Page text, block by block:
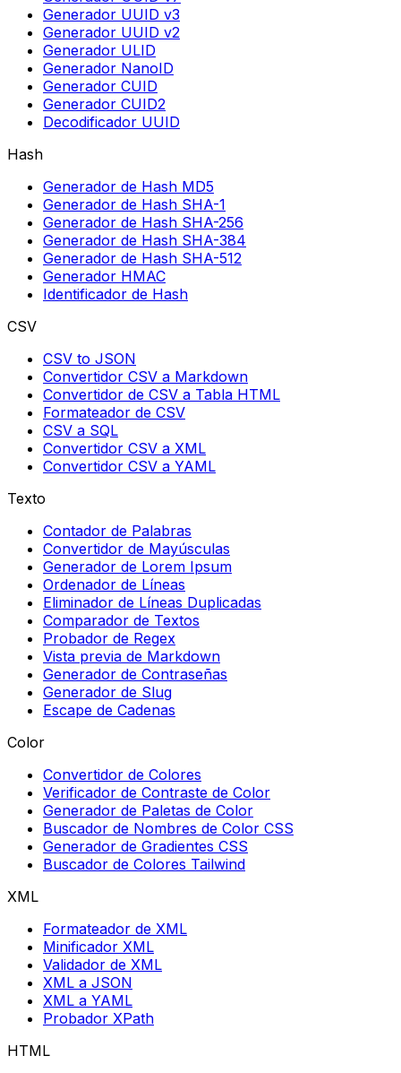
Generador UUID v3
Generador UUID v2
Generador ULID
Generador NanoID
Generador CUID
Generador CUID2
Decodificador UUID
Hash
Generador de Hash MD5
Generador de Hash SHA-1
Generador de Hash SHA-256
Generador de Hash SHA-384
Generador de Hash SHA-512
Generador HMAC
Identificador de Hash
CSV
CSV to JSON
Convertidor CSV a Markdown
Convertidor de CSV a Tabla HTML
Formateador de CSV
CSV a SQL
Convertidor CSV a XML
Convertidor CSV a YAML
Texto
Contador de Palabras
Convertidor de Mayúsculas
Generador de Lorem Ipsum
Ordenador de Líneas
Eliminador de Líneas Duplicadas
Comparador de Textos
Probador de Regex
Vista previa de Markdown
Generador de Contraseñas
Generador de Slug
Escape de Cadenas
Color
Convertidor de Colores
Verificador de Contraste de Color
Generador de Paletas de Color
Buscador de Nombres de Color CSS
Generador de Gradientes CSS
Buscador de Colores Tailwind
XML
Formateador de XML
Minificador XML
Validador de XML
XML a JSON
XML a YAML
Probador XPath
HTML